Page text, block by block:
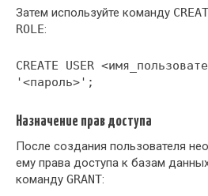
Затем используйте команду
ROLE:
CREATE USER
'<пароль>';
Назначение прав доступа
После создания пользователя
ему права доступа к базам
команду GRANT: